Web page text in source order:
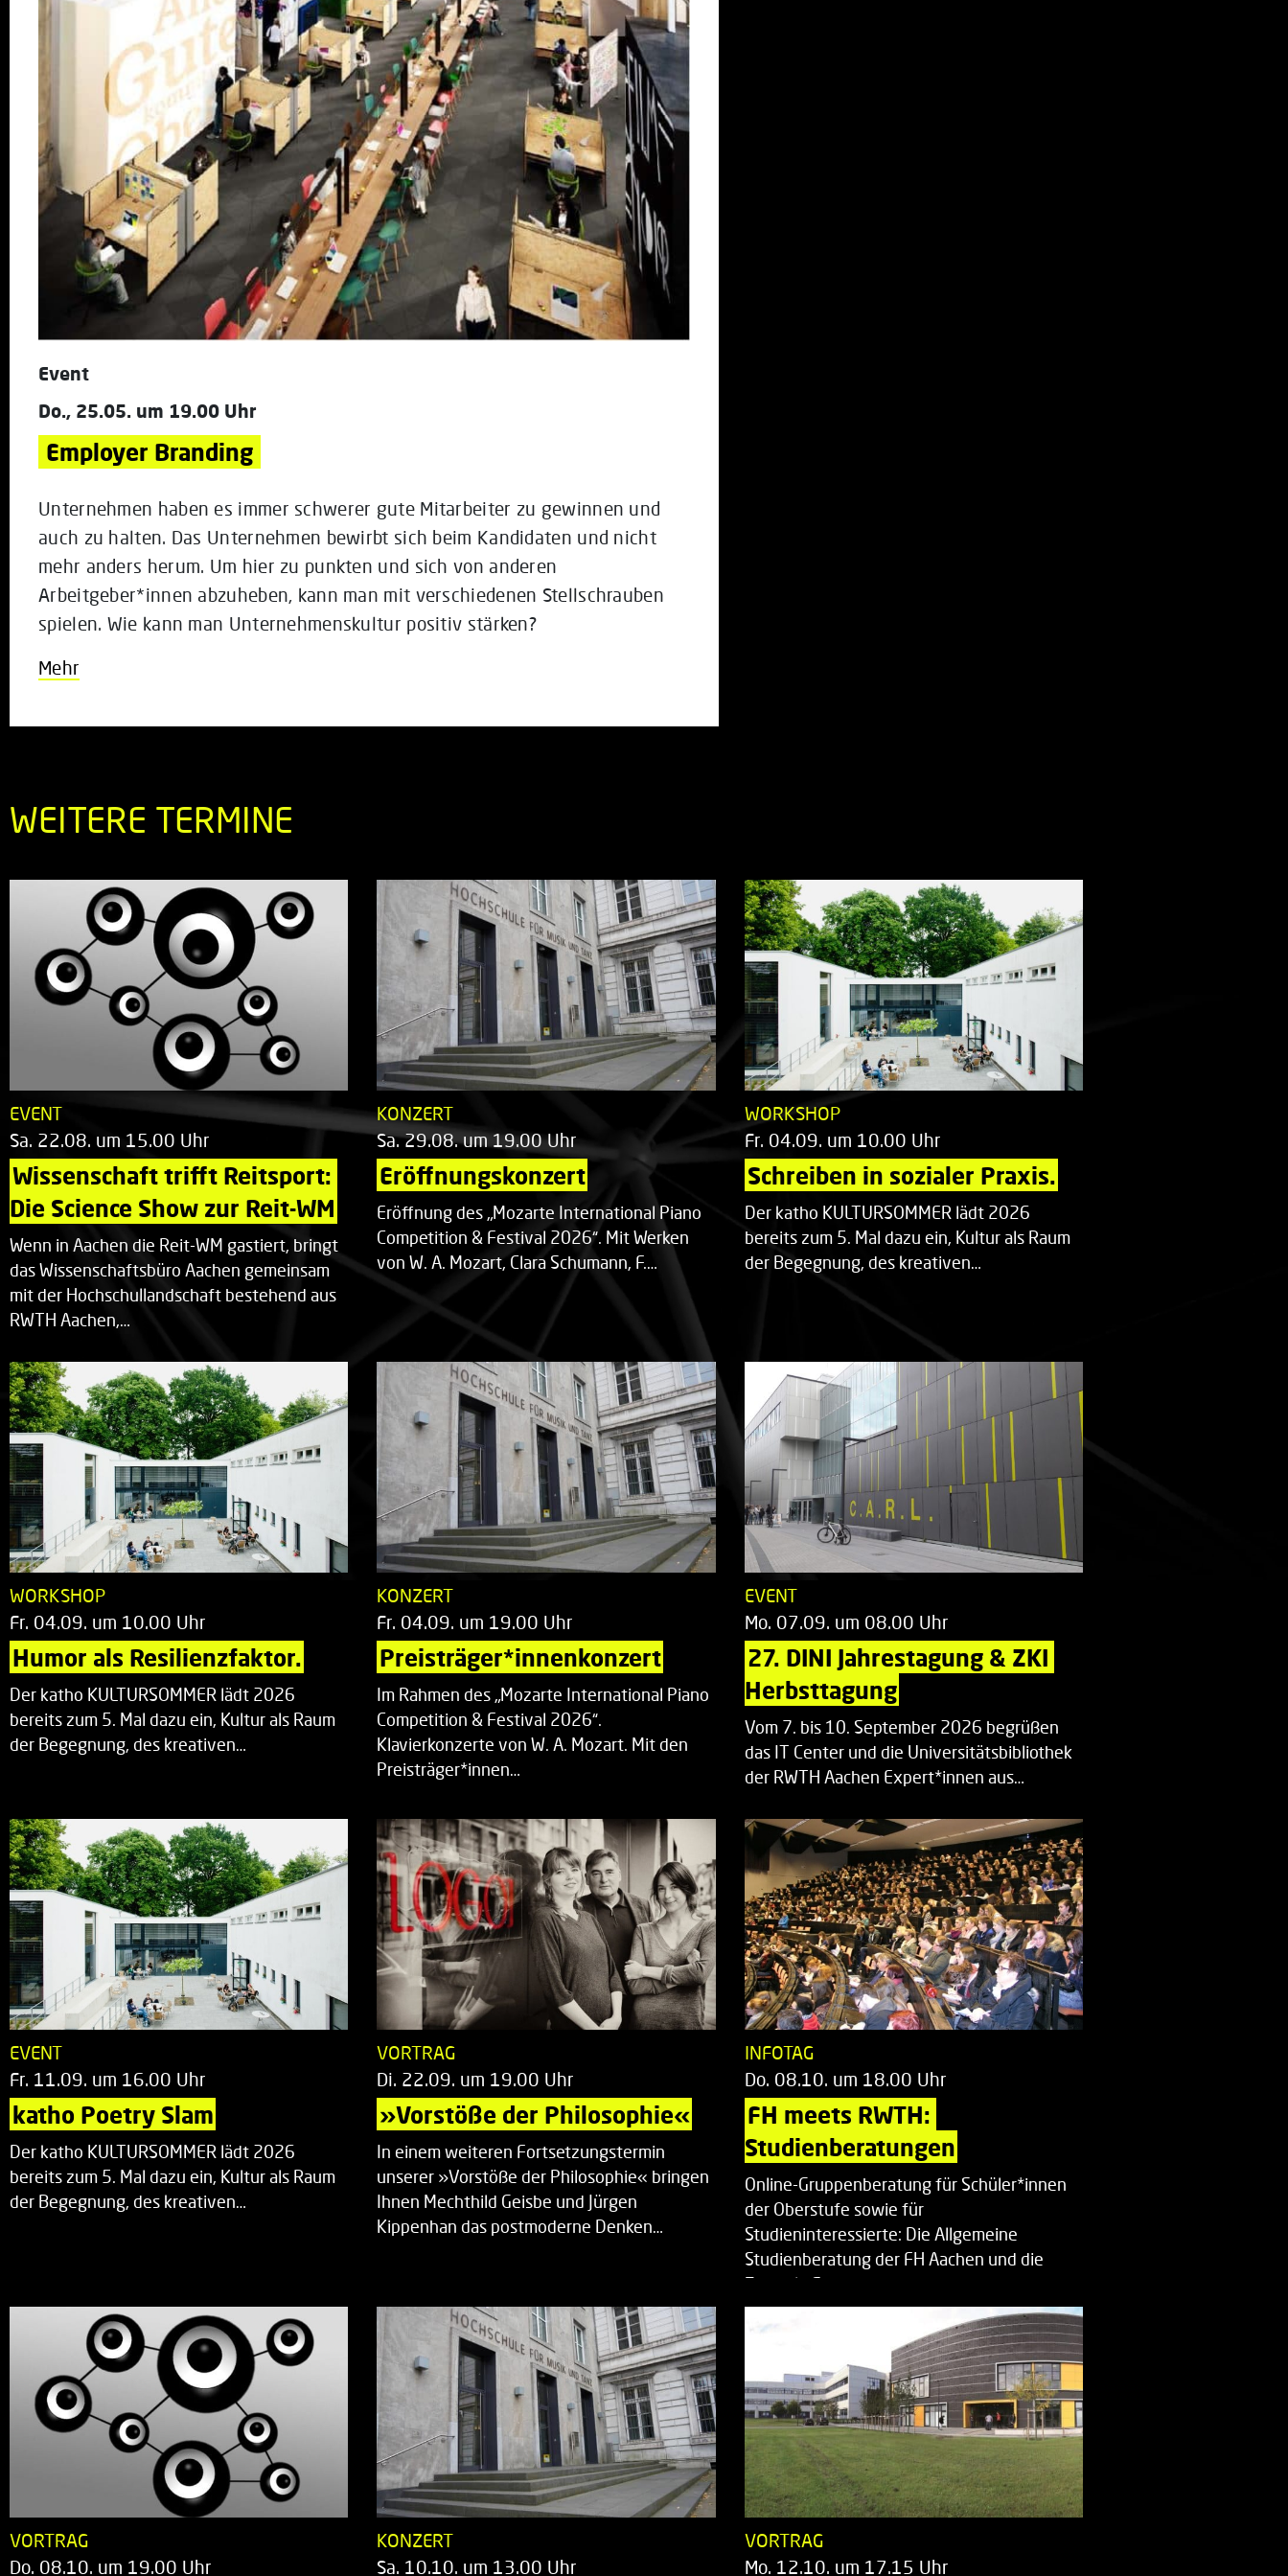
Event
Do., 25.05. um 19.00 Uhr
Employer Branding
Unternehmen haben es immer schwerer gute Mitarbeiter zu gewinnen und
auch zu halten. Das Unternehmen bewirbt sich beim Kandidaten und nicht
mehr anders herum. Um hier zu punkten und sich von anderen
Arbeitgeber*innen abzuheben, kann man mit verschiedenen Stellschrauben
spielen. Wie kann man Unternehmenskultur positiv stärken?
Mehr
WEITERE TERMINE
EVENT
Sa. 22.08. um 15.00 Uhr
Wissenschaft trifft Reitsport:
Die Science Show zur Reit-WM
Wenn in Aachen die Reit-WM gastiert, bringt
das Wissenschaftsbüro Aachen gemeinsam
mit der Hochschullandschaft bestehend aus
RWTH Aachen,…
KONZERT
Sa. 29.08. um 19.00 Uhr
Eröffnungskonzert
Eröffnung des „Mozarte International Piano
Competition & Festival 2026“. Mit Werken
von W. A. Mozart, Clara Schumann, F.…
WORKSHOP
Fr. 04.09. um 10.00 Uhr
Schreiben in sozialer Praxis.
Der katho KULTURSOMMER lädt 2026
bereits zum 5. Mal dazu ein, Kultur als Raum
der Begegnung, des kreativen…
WORKSHOP
Fr. 04.09. um 10.00 Uhr
Humor als Resilienzfaktor.
Der katho KULTURSOMMER lädt 2026
bereits zum 5. Mal dazu ein, Kultur als Raum
der Begegnung, des kreativen…
KONZERT
Fr. 04.09. um 19.00 Uhr
Preisträger*innenkonzert
Im Rahmen des „Mozarte International Piano
Competition & Festival 2026“.
Klavierkonzerte von W. A. Mozart. Mit den
Preisträger*innen…
EVENT
Mo. 07.09. um 08.00 Uhr
27. DINI Jahrestagung & ZKI
Herbsttagung
Vom 7. bis 10. September 2026 begrüßen
das IT Center und die Universitätsbibliothek
der RWTH Aachen Expert*innen aus…
EVENT
Fr. 11.09. um 16.00 Uhr
katho Poetry Slam
Der katho KULTURSOMMER lädt 2026
bereits zum 5. Mal dazu ein, Kultur als Raum
der Begegnung, des kreativen…
VORTRAG
Di. 22.09. um 19.00 Uhr
»Vorstöße der Philosophie«
In einem weiteren Fortsetzungstermin
unserer »Vorstöße der Philosophie« bringen
Ihnen Mechthild Geisbe und Jürgen
Kippenhan das postmoderne Denken…
INFOTAG
Do. 08.10. um 18.00 Uhr
FH meets RWTH:
Studienberatungen
Online-Gruppenberatung für Schüler*innen
der Oberstufe sowie für
Studieninteressierte: Die Allgemeine
Studienberatung der FH Aachen und die
Zentrale Studienberatung…
VORTRAG
Do. 08.10. um 19.00 Uhr
KONZERT
Sa. 10.10. um 13.00 Uhr
VORTRAG
Mo. 12.10. um 17.15 Uhr